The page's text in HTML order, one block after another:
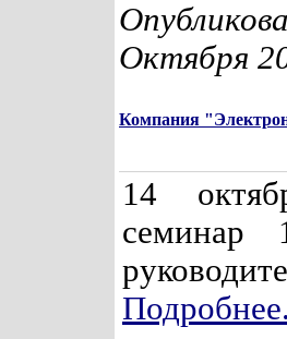
Октября
Компания
14
семинар